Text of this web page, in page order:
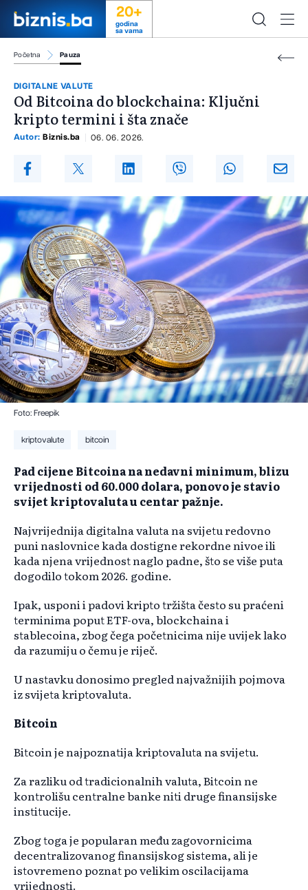
20+
godina
sa vama
Početna Pauza
DIGITALNE VALUTE
Od Bitcoina do blockchaina: Ključni
kripto termini i šta znače
Autor: Biznis.ba 06. 06. 2026.
Foto: Freepik
kriptovalute bitcoin
Pad cijene Bitcoina na nedavni minimum, blizu
vrijednosti od 60.000 dolara, ponovo je stavio
svijet kriptovaluta u centar pažnje.
Najvrijednija digitalna valuta na svijetu redovno
puni naslovnice kada dostigne rekordne nivoe ili
kada njena vrijednost naglo padne, što se više puta
dogodilo tokom 2026. godine.
Ipak, usponi i padovi kripto tržišta često su praćeni
terminima poput ETF-ova, blockchaina i
stablecoina, zbog čega početnicima nije uvijek lako
da razumiju o čemu je riječ.
U nastavku donosimo pregled najvažnijih pojmova
iz svijeta kriptovaluta.
Bitcoin
Bitcoin je najpoznatija kriptovaluta na svijetu.
Za razliku od tradicionalnih valuta, Bitcoin ne
kontrolišu centralne banke niti druge finansijske
institucije.
Zbog toga je popularan među zagovornicima
decentralizovanog finansijskog sistema, ali je
istovremeno poznat po velikim oscilacijama
vrijednosti.